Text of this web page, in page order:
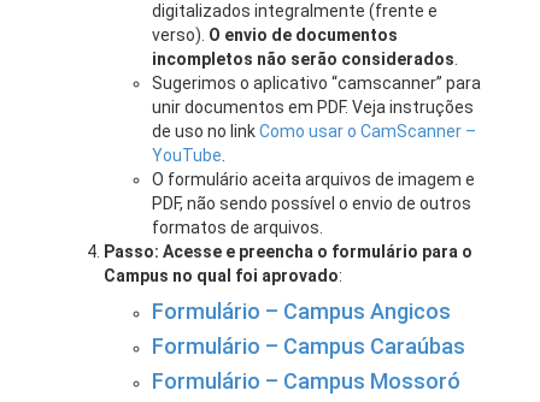
digitalizados integralmente (frente e
verso). O envio de documentos
incompletos não serão considerados
Sugerimos o aplicativo “camscanner” para
unir documentos em PDF. Veja instruções
de uso no linkComo usar o CamScanner –
YouTube
O formulário aceita arquivos de imagem e
PDF, não sendo possível o envio de outros
formatos de arquivos.
Passo: Acesse e preencha o formulário para o
Campus no qual foi aprovado:
Formulário – Campus Angicos
Formulário – Campus Caraúbas
Formulário – Campus Mossoró